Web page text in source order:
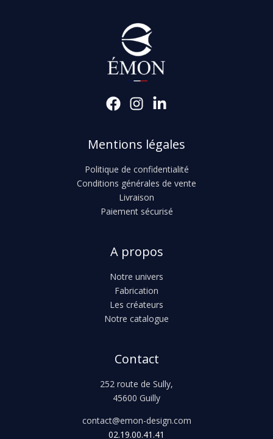
Mentions légales
Politique de confidentialité
Conditions générales de vente
Livraison
Paiement sécurisé
A propos
Notre univers
Fabrication
Les créateurs
Notre catalogue
Contact
252 route de Sully,
45600 Guilly
contact@emon-design.com
02.19.00.41.41